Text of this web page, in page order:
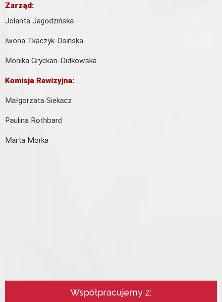
Zarząd:
Jolanta Jagodzińska
Iwona Tkaczyk-Osińska
Monika Gryckan-Didkowska
Komisja Rewizyjna:
​Małgorzata Siekacz
Paulina Rothbard
Marta Morka
Współpracujemy z: